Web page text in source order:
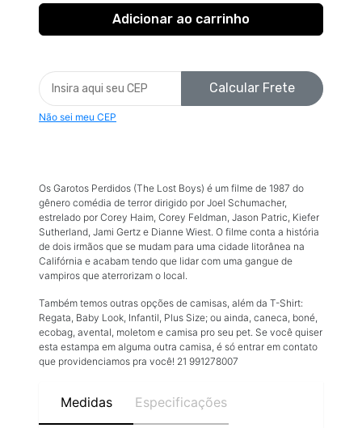
Calcular Frete
Não sei meu CEP
Os Garotos Perdidos (The Lost Boys) é um filme de 1987 do
gênero comédia de terror dirigido por Joel Schumacher,
estrelado por Corey Haim, Corey Feldman, Jason Patric, Kiefer
Sutherland, Jami Gertz e Dianne Wiest. O filme conta a história
de dois irmãos que se mudam para uma cidade litorânea na
Califórnia e acabam tendo que lidar com uma gangue de
vampiros que aterrorizam o local.
Também temos outras opções de camisas, além da T-Shirt:
Regata, Baby Look, Infantil, Plus Size; ou ainda, caneca, boné,
ecobag, avental, moletom e camisa pro seu pet. Se você quiser
esta estampa em alguma outra camisa, é só entrar em contato
que providenciamos pra você! 21 991278007
Medidas Especificações